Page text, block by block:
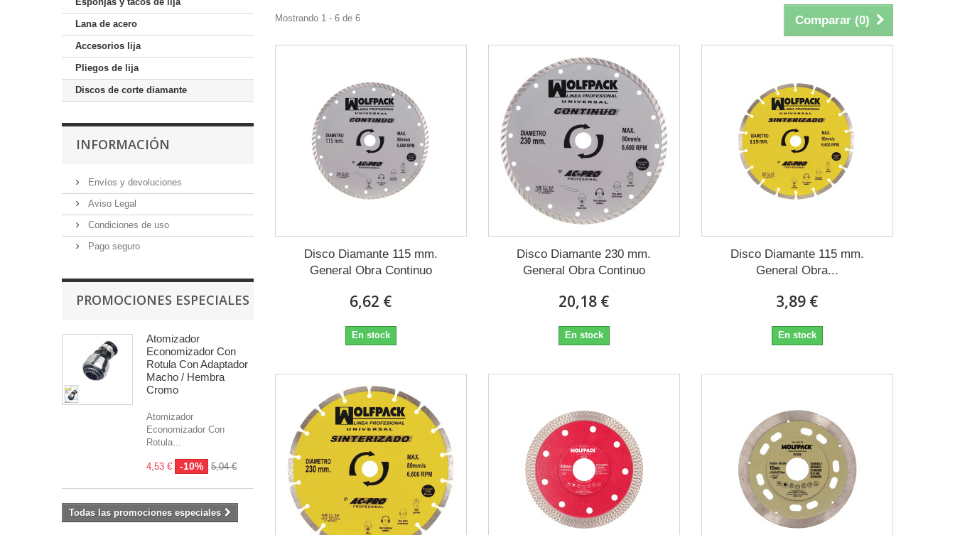
Lana de acero
Accesorios lija
Pliegos de lija
Discos de corte diamante
INFORMACIÓN
Envíos y devoluciones
Aviso Legal
Condiciones de uso
Pago seguro
PROMOCIONES ESPECIALES
Atomizador
Economizador Con
Rotula Con Adaptador
Macho / Hembra
Cromo
Atomizador
Economizador Con
Rotula...
4,53 € -10% 5,04 €
Todas las promociones especiales
Comparar (0)
Mostrando 1 - 6 de 6
Disco Diamante 115 mm.
General Obra Continuo
6,62 €
En stock
Disco Diamante 230 mm.
General Obra Continuo
20,18 €
En stock
Disco Diamante 115 mm.
General Obra...
3,89 €
En stock